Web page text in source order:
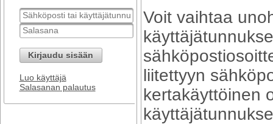
Kirjaudu sisään
Luo käyttäjä
Salasanan palautus
Voit vaihtaa
liitettyyn
kertakäyttöinen